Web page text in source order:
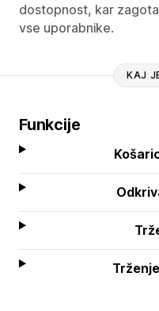
dostopnost, kar
vse uporabnike.
KAJ
Funkcije